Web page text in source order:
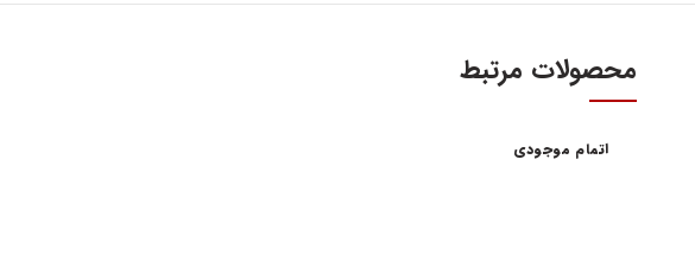
محصولات مرتبط
اتمام موجودی